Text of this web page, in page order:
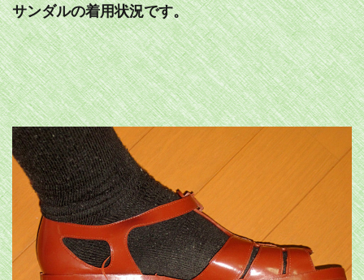
サンダルの着用状況です。